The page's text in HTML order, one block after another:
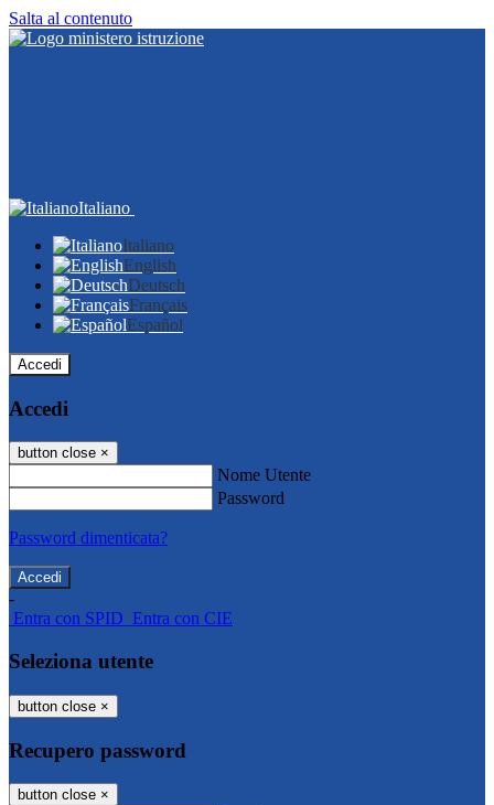
Salta al contenuto
Italiano
Italiano
English
Deutsch
Français
Español
Accedi
Accedi
button close ×
Nome Utente
Password
Password dimenticata?
-
Entra con SPID Entra con CIE
Seleziona utente
button close ×
Recupero password
button close ×